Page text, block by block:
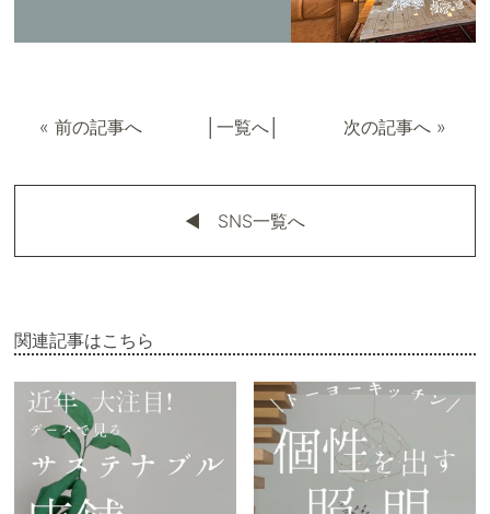
« 前の記事へ 一覧へ│ 次の記事へ»
◀︎ SNS一覧へ
関連記事はこちら